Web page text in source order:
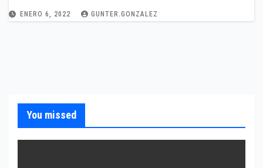
ENERO 6, 2022 GUNTER.GONZALEZ
You missed